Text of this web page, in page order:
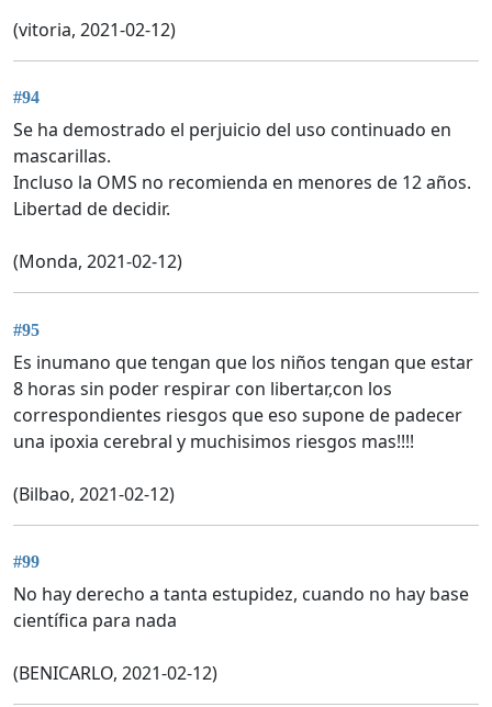
(vitoria, 2021-02-12)
#94
Se ha demostrado el perjuicio del uso continuado en
mascarillas.
Incluso la OMS no recomienda en menores de 12 años.
Libertad de decidir.
(Monda, 2021-02-12)
#95
Es inumano que tengan que los niños tengan que estar
8 horas sin poder respirar con libertar,con los
correspondientes riesgos que eso supone de padecer
una ipoxia cerebral y muchisimos riesgos mas!!!!
(Bilbao, 2021-02-12)
#99
No hay derecho a tanta estupidez, cuando no hay base
científica para nada
(BENICARLO, 2021-02-12)